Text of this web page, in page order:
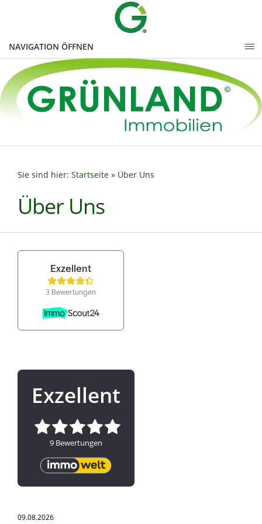
NAVIGATION ÖFFNEN
Sie sind hier: Startseite » Über Uns
Über Uns
09.08.2026